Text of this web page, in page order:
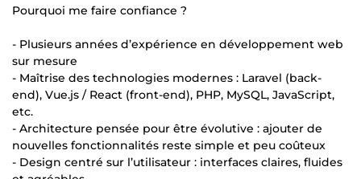
Pourquoi me faire confiance ?
- Plusieurs années d’expérience en développement web
sur mesure
- Maîtrise des technologies modernes : Laravel (back-
end), Vue.js / React (front-end), PHP, MySQL, JavaScript,
etc.
- Architecture pensée pour être évolutive : ajouter de
nouvelles fonctionnalités reste simple et peu coûteux
- Design centré sur l’utilisateur : interfaces claires, fluides